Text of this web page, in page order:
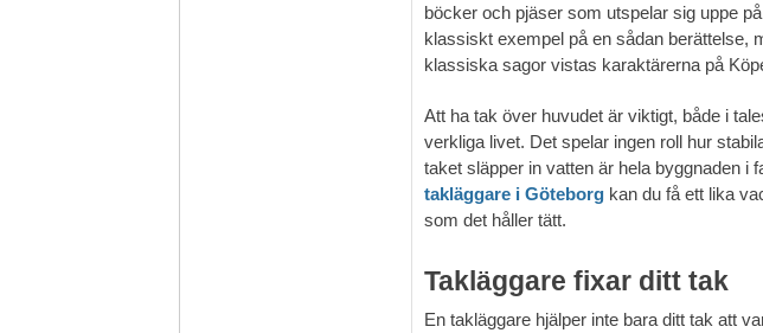
böcker och pjäser som utspelar sig uppe
klassiskt exempel på en sådan berättelse,
klassiska sagor vistas karaktärerna på
Att ha tak över huvudet är viktigt, både i
verkliga livet. Det spelar ingen roll hur
taket släpper in vatten är hela byggnaden i
takläggare i Göteborg kan du få ett lika
som det håller tätt.
Takläggare fixar ditt tak
En takläggare hjälper inte bara ditt tak att